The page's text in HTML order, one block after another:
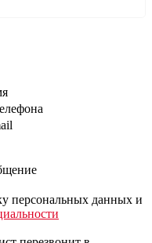
персональных данных и